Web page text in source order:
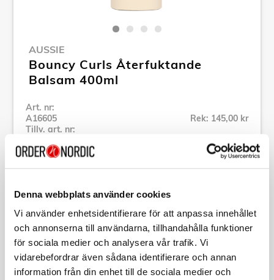
Denna webbplats använder cookies
Vi använder enhetsidentifierare för att anpassa innehållet
och annonserna till användarna, tillhandahålla funktioner
för sociala medier och analysera vår trafik. Vi
vidarebefordrar även sådana identifierare och annan
information från din enhet till de sociala medier och
AUSSIE
Bouncy Curls Återfuktande
Balsam 400ml
Art. nr:
A16605
Tillv. art. nr:
Rek: 145,00 kr
Se alla produkter inom Aussie
Beskrivning
Art. nr:A16605